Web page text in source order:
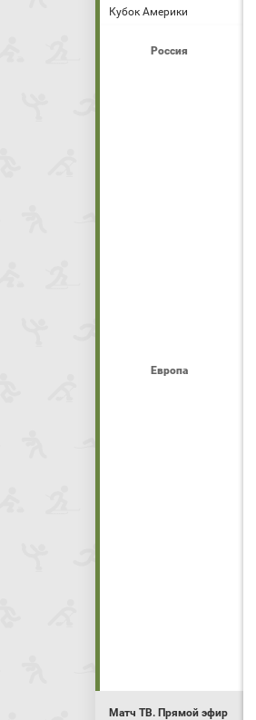
Кубок Америки
Россия
Европа
Матч ТВ. Прямой эфир